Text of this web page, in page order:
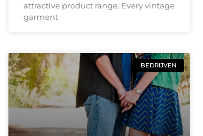
attractive product range. Every vintage
garment
BEDRIJVEN